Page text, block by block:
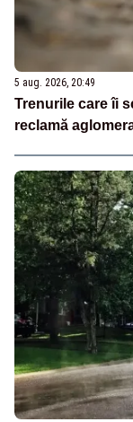
5 aug. 2026, 20:49
Trenurile care îi
reclamă